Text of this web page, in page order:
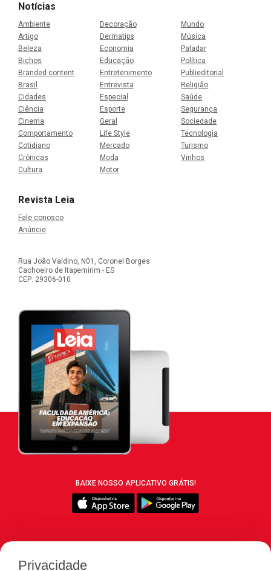
Notícias
Ambiente
Artigo
Beleza
Bichos
Branded content
Brasil
Cidades
Ciência
Cinema
Comportamento
Cotidiano
Crônicas
Cultura
Decoração
Dermatips
Economia
Educação
Entretenimento
Entrevista
Especial
Esporte
Geral
Life Style
Mercado
Moda
Motor
Mundo
Música
Paladar
Política
Publieditorial
Religião
Saúde
Segurança
Sociedade
Tecnologia
Turismo
Vinhos
Revista Leia
Fale conosco
Anúncie
Rua João Valdino, N01, Coronel Borges
Cachoeiro de Itapemirim - ES
CEP: 29306-010
BAIXE NOSSO APLICATIVO GRÁTIS!
Privacidade